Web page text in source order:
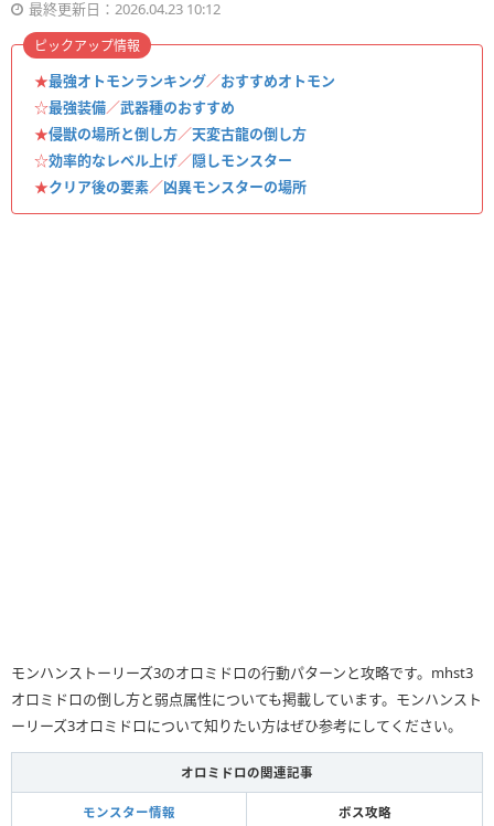
最終更新日：2026.04.23 10:12
★最強オトモンランキング／おすすめオトモン
☆最強装備／武器種のおすすめ
★侵獣の場所と倒し方／天変古龍の倒し方
☆効率的なレベル上げ／隠しモンスター
★クリア後の要素／凶異モンスターの場所
ピックアップ情報
モンハンストーリーズ3のオロミドロの行動パターンと攻略です。mhst3
オロミドロの倒し方と弱点属性についても掲載しています。モンハンスト
ーリーズ3オロミドロについて知りたい方はぜひ参考にしてください。
オロミドロの関連記事
モンスター情報 ボス攻略